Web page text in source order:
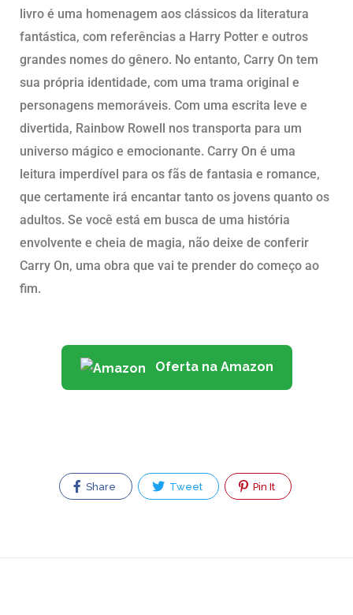
livro é uma homenagem aos clássicos da literatura
fantástica, com referências a Harry Potter e outros
grandes nomes do gênero. No entanto, Carry On tem
sua própria identidade, com uma trama original e
personagens memoráveis. Com uma escrita leve e
divertida, Rainbow Rowell nos transporta para um
universo mágico e emocionante. Carry On é uma
leitura imperdível para os fãs de fantasia e romance,
que certamente irá encantar tanto os jovens quanto os
adultos. Se você está em busca de uma história
envolvente e cheia de magia, não deixe de conferir
Carry On, uma obra que vai te prender do começo ao
fim.
Oferta na Amazon
Share Tweet Pin It